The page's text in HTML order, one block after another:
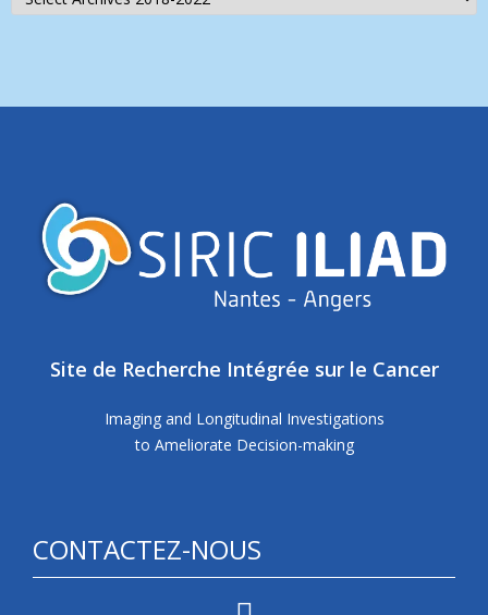
Site de Recherche Intégrée sur le Cancer
Imaging and Longitudinal Investigations
to Ameliorate Decision-making
CONTACTEZ-NOUS